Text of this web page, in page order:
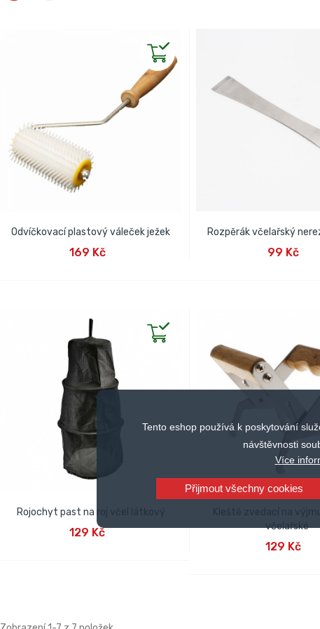
Tento eshop používá k poskytování
návštěvnosti
Více
Přijmout všechny cookies
Odvíčkovací plastový váleček ježek
169 Kč
Rozpěrák včelařský
99 Kč
Rojochyt past na roj včel látkový
129 Kč
PŘIDAT DO KOŠÍKU
včelařské
129 Kč